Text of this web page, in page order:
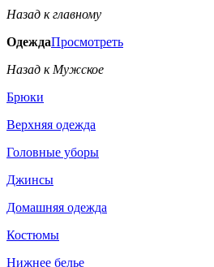
Назад к главному
ОдеждаПросмотреть
Назад к Мужское
Брюки
Верхняя одежда
Головные уборы
Джинсы
Домашняя одежда
Костюмы
Нижнее белье